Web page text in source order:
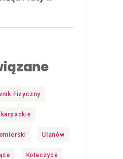
Fizyczny
Ulanów
Kołaczyce